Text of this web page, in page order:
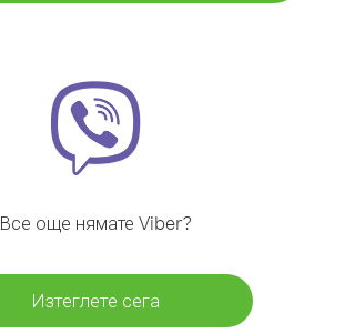
Все още нямате Viber?
Изтеглете сега